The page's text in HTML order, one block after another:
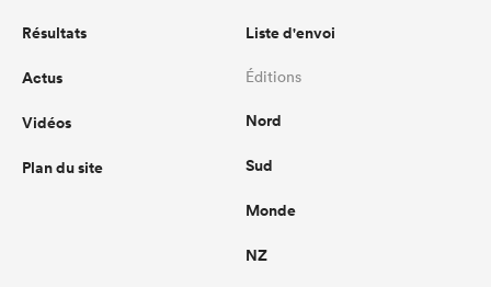
Résultats
Actus
Vidéos
Plan du site
Liste d'envoi
Éditions
Nord
Sud
Monde
NZ